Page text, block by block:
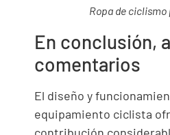
Ropa de
En conclusión,
comentarios
El diseño y
equipamiento ciclista